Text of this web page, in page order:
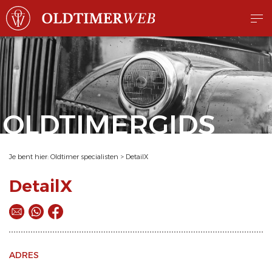
OLDTIMERGIDS
Je bent hier: Oldtimer specialisten > DetailX
DetailX
ADRES